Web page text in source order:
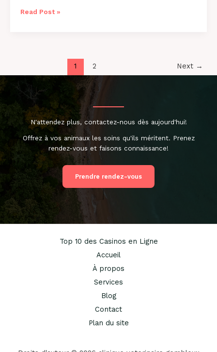
Pourquoi
Solutions
2026
Read Post »
1 2 Next →
N'attendez plus, contactez-nous dès aujourd'hui!
Offrez à vos animaux les soins qu'ils méritent. Prenez
rendez-vous et faisons connaissance!
Prendre rendez-vous
Top 10 des Casinos en Ligne
Accueil
À propos
Services
Blog
Contact
Plan du site